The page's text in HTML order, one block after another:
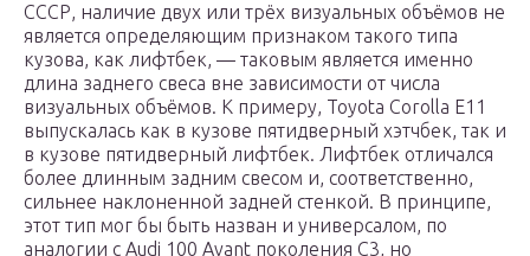
СССР, наличие двух или трёх визуальных объёмов не
является определяющим признаком такого типа
кузова, как лифтбек, — таковым является именно
длина заднего свеса вне зависимости от числа
визуальных объёмов. К примеру, Toyota Corolla E11
выпускалась как в кузове пятидверный хэтчбек, так и
в кузове пятидверный лифтбек. Лифтбек отличался
более длинным задним свесом и, соответственно,
сильнее наклоненной задней стенкой. В принципе,
этот тип мог бы быть назван и универсалом, по
аналогии с Audi 100 Avant поколения C3, но